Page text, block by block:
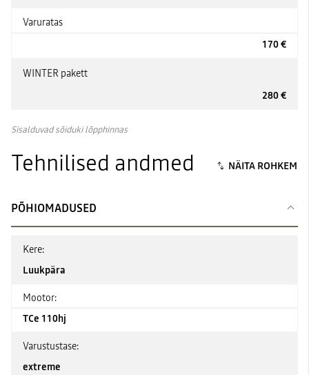
Varuratas
170 €
WINTER pakett
280 €
Sisalduvad sõiduki lõpphinnas
Tehnilised andmed
PÕHIOMADUSED
Kere:
Luukpära
Mootor:
TCe 110hj
Varustustase:
extreme